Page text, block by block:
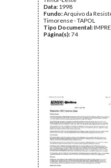
Data: 1998
Fundo:Arquivo da
Timorense - TAPOL
Tipo Documental:
Página(s):74